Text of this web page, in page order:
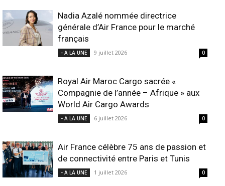
Nadia Azalé nommée directrice
générale d’Air France pour le marché
français
- A LA UNE 9 juillet 2026 0
Royal Air Maroc Cargo sacrée «
Compagnie de l’année – Afrique » aux
World Air Cargo Awards
- A LA UNE 6 juillet 2026 0
Air France célèbre 75 ans de passion et
de connectivité entre Paris et Tunis
- A LA UNE 1 juillet 2026 0